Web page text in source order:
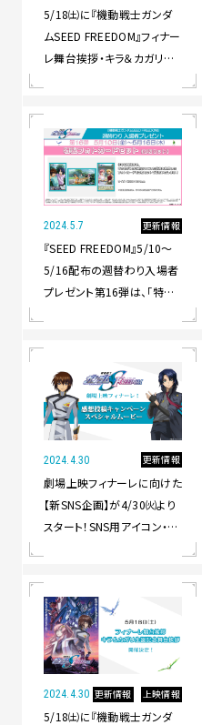
5/18㈯に『機動戦士ガンダ
ムSEED FREEDOM』フィナー
レ舞台挨拶・キラ＆カガリ生
に解禁！
2024.5.7 更新情報
『SEED FREEDOM』5/10～
5/16配布の週替わり入場者
プレゼント第16弾は、「特製
2024.4.30 更新情報
劇場上映フィナーレに向けた
【新SNS企画】が4/30㈫より
スタート！SNS用アイコン・ス
2024.4.30 更新情報 上映情報
5/18㈯に『機動戦士ガンダ